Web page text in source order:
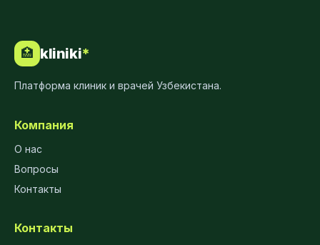
🏥 kliniki*
Платформа клиник и врачей Узбекистана.
Компания
О нас
Вопросы
Контакты
Контакты